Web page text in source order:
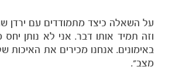
על השאלה כיצד מתמודדים עם ירדן
וזה תמיד אותו דבר. אני לא נותן
באימונים. אנחנו מכירים את האיכות
מצב".